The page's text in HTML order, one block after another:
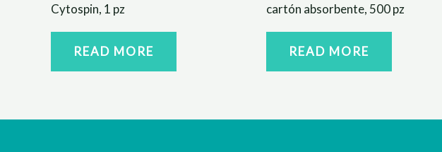
Cytospin, 1 pz
READ MORE
cartón absorbente, 500 pz
READ MORE